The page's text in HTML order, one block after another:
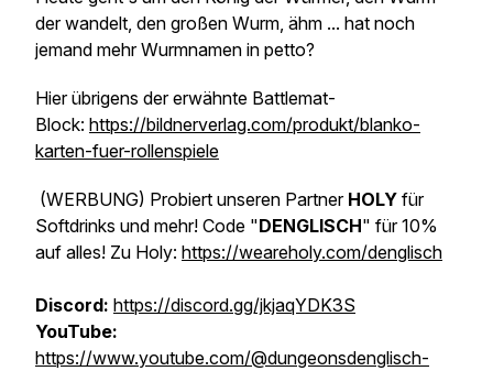
der wandelt, den großen Wurm, ähm ... hat noch
jemand mehr Wurmnamen in petto?
Hier übrigens der erwähnte Battlemat-
Block: https://bildnerverlag.com/produkt/blanko-
karten-fuer-rollenspiele
(WERBUNG) Probiert unseren Partner HOLY für
Softdrinks und mehr! Code "DENGLISCH" für 10%
auf alles! Zu Holy: https://weareholy.com/denglisch
Discord: https://discord.gg/jkjaqYDK3S
YouTube:
https://www.youtube.com/@dungeonsdenglisch-